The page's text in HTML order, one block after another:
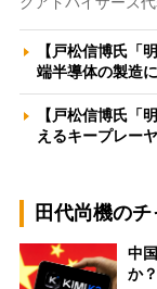
【戸松信博氏「
端半導体の製造
【戸松信博氏「
えるキープレ
田代尚機の
中
か